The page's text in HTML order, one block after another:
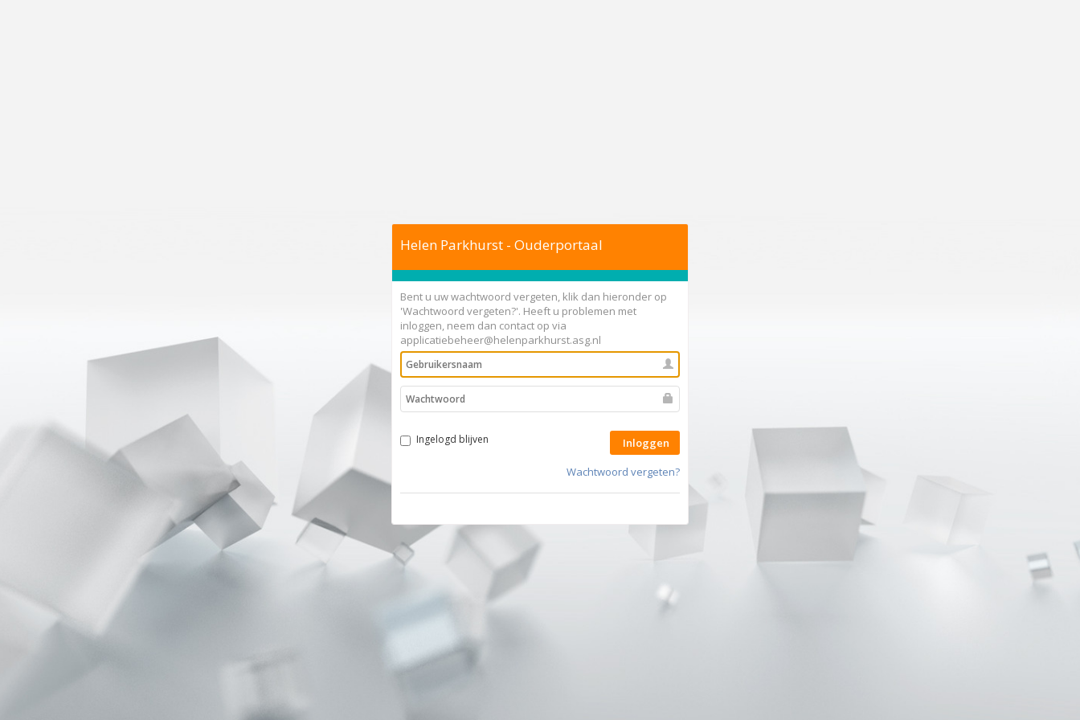
Helen Parkhurst - Ouderportaal
Bent u uw wachtwoord vergeten, klik dan hieronder op
'Wachtwoord vergeten?'. Heeft u problemen met
inloggen, neem dan contact op via
applicatiebeheer@helenparkhurst.asg.nl
Ingelogd blijven
Inloggen
Wachtwoord vergeten?